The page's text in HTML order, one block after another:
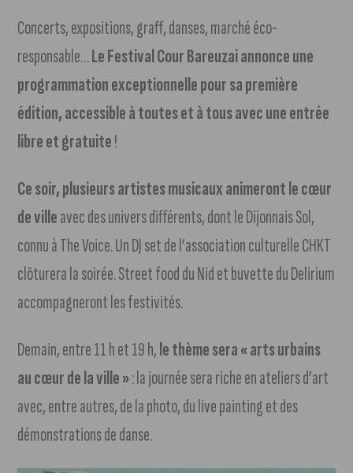
Concerts, expositions, graff, danses, marché éco-
responsable…Le Festival Cour Bareuzai annonce une
programmation exceptionnelle pour sa première
édition, accessible à toutes et à tous avec une entrée
libre et gratuite!
Ce soir, plusieurs artistes musicaux animeront le cœur
de villeavec des univers différents, dont le Dijonnais Sol,
connu à The Voice. Un DJ set de l’association culturelle CHKT
clôturera la soirée. Street food du Nid et buvette du Delirium
accompagneront les festivités.
Demain, entre 11 h et 19 h,le thème sera « arts urbains
au cœur de la ville »: la journée sera riche en ateliers d’art
avec, entre autres, de la photo, du live painting et des
démonstrations de danse.